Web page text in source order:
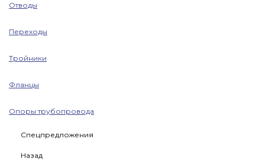
Отводы
Переходы
Тройники
Фланцы
Опоры трубопровода
Спецпредложения
Назад